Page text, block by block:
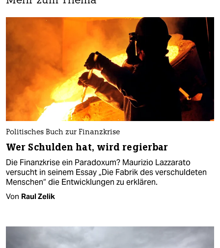
Politisches Buch zur Finanzkrise
Wer Schulden hat, wird regierbar
Die Finanzkrise ein Paradoxum? Maurizio Lazzarato
versucht in seinem Essay „Die Fabrik des verschuldeten
Menschen“ die Entwicklungen zu erklären.
Von Raul Zelik